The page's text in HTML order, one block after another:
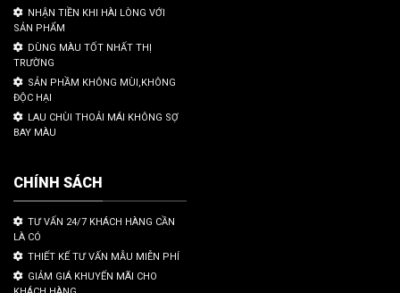
NHẬN TIỀN KHI HÀI LÒNG VỚI
SẢN PHẨM
DÙNG MÀU TỐT NHẤT THỊ
TRƯỜNG
SẢN PHẦM KHÔNG MÙI,KHÔNG
ĐỘC HẠI
LAU CHÙI THOẢI MÁI KHÔNG SỢ
BAY MÀU
CHÍNH SÁCH
TƯ VẤN 24/7 KHÁCH HÀNG CẦN
LÀ CÓ
THIẾT KẾ TƯ VẤN MẪU MIỄN PHÍ
GIẢM GIÁ KHUYẾN MÃI CHO